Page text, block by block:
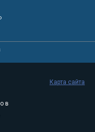
в
Карта сайта